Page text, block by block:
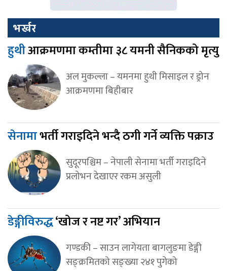
भर्खर
हुथीआक्रमणमा कम्तीमा ३८ यमनी सैनिकको मृत्यु
अल मुकल्ला – यमनमा हुथी मिसाइल र ड्रोन
आक्रमणमा बिहीबार
सेनामाभर्ती गराइदिने भन्दै ठगी गर्ने व्यक्ति पक्राउ
सुदूरपश्चिम – नेपाली सेनामा भर्ती गराइदिने
प्रलोभन देखाएर रकम असुली
डेङ्गीविरुद्ध‘खोज र नष्ट गर’ अभियान
गण्डकी – साउन लागेयता बागलुङमा डेङ्गी
सङ्क्रमितको सङ्ख्या २४१ पुगेको